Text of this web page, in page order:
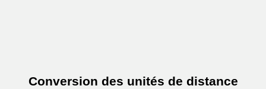
Conversion des unités de distance